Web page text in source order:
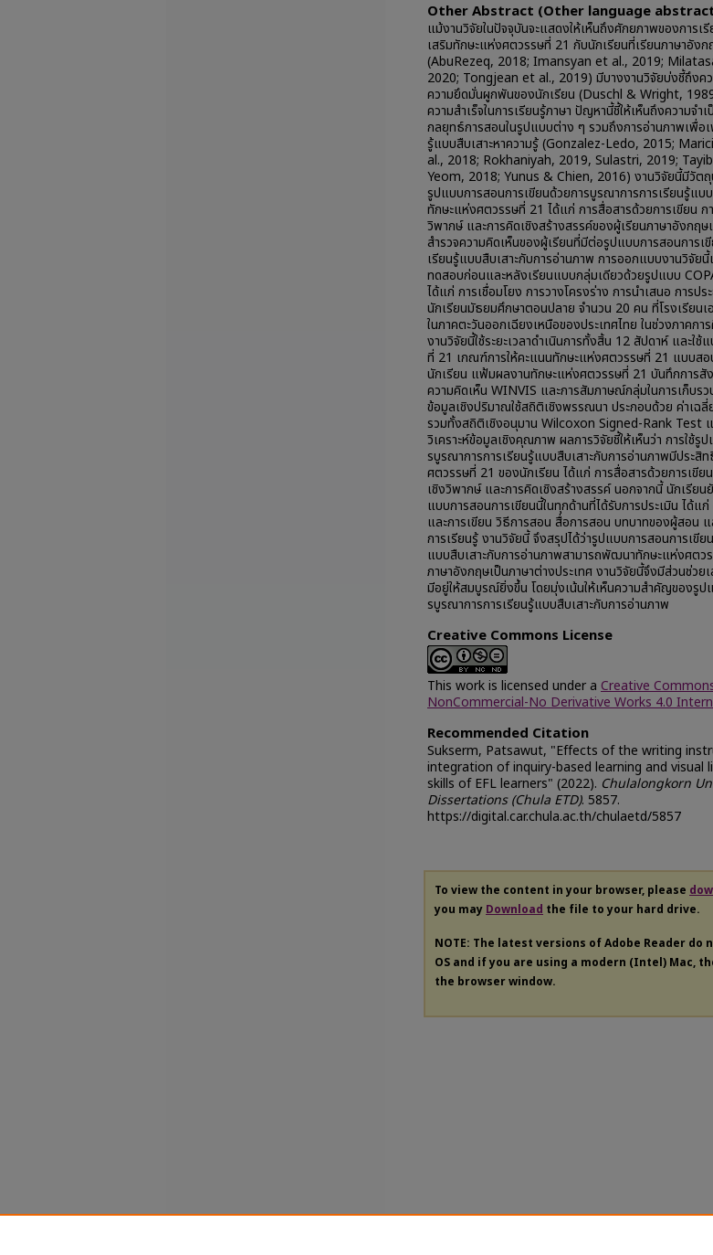
Other Abstract (Other language
แม้งานวิจัยในปัจจุบันจะแสดงให้เห็นถึงศักยภาพของการเ
เสริมทักษะแห่งศตวรรษที่ 21 กับนักเรียนที่เรียนภาษาอังก
(AbuRezeq, 2018; Imansyan et al., 2019;
2020; Tongjean et al., 2019) มีบางงานวิจัยบ่งชี้ถึงคว
ความยึดมั่นผูกพันของนักเรียน (Duschl & Wright,
ความสำเร็จในการเรียนรู้ภาษา ปัญหานี้ชี้ให้เห็นถึงความจำเ
กลยุทธ์การสอนในรูปแบบต่าง ๆ รวมถึงการอ่านภาพเพื่อ
รู้แบบสืบเสาะหาความรู้ (Gonzalez-Ledo, 2015;
al., 2018; Rokhaniyah, 2019, Sulastri, 2019;
Yeom, 2018; Yunus & Chien, 2016) งานวิจัยนี้มีวัต
รูปแบบการสอนการเขียนด้วยการบูรณาการการเรียนรู้แบ
ทักษะแห่งศตวรรษที่ 21 ได้แก่ การสื่อสารด้วยการเขียน ก
วิพากษ์ และการคิดเชิงสร้างสรรค์ของผู้เรียนภาษาอังกฤษ
สำรวจความคิดเห็นของผู้เรียนที่มีต่อรูปแบบการสอนการเ
เรียนรู้แบบสืบเสาะกับการอ่านภาพ การออกแบบงานวิจัย
ทดสอบก่อนและหลังเรียนแบบกลุ่มเดียวด้วยรูปแบบ
ได้แก่ การเชื่อมโยง การวางโครงร่าง การนำเสนอ การปร
นักเรียนมัธยมศึกษาตอนปลาย จำนวน 20 คน ที่โรงเรียน
ในภาคตะวันออกเฉียงเหนือของประเทศไทย ในช่วงภาคก
งานวิจัยนี้ใช้ระยะเวลาดำเนินการทั้งสิ้น 12 สัปดาห์ และใ
ที่ 21 เกณฑ์การให้คะแนนทักษะแห่งศตวรรษที่ 21 แบบสอ
นักเรียน แฟ้มผลงานทักษะแห่งศตวรรษที่ 21 บันทึกการ
ความคิดเห็น WINVIS และการสัมภาษณ์กลุ่มในการเก็บรว
ข้อมูลเชิงปริมาณใช้สถิติเชิงพรรณนา ประกอบด้วย ค่าเฉลี่
รวมทั้งสถิติเชิงอนุมาน Wilcoxon Signed-Rank Test แ
วิเคราะห์ข้อมูลเชิงคุณภาพ ผลการวิจัยชี้ให้เห็นว่า การใช้รู
รบูรณาการการเรียนรู้แบบสืบเสาะกับการอ่านภาพมีประ
ศตวรรษที่ 21 ของนักเรียน ได้แก่ การสื่อสารด้วยการเขีย
เชิงวิพากษ์ และการคิดเชิงสร้างสรรค์ นอกจากนี้ นักเรีย
แบบการสอนการเขียนนี้ในทุกด้านที่ได้รับการประเมิน ได้แก่
และการเขียน วิธีการสอน สื่อการสอน บทบาทของผู้สอน
การเรียนรู้ งานวิจัยนี้ จึงสรุปได้ว่ารูปแบบการสอนการเขี
แบบสืบเสาะกับการอ่านภาพสามารถพัฒนาทักษะแห่งศตว
ภาษาอังกฤษเป็นภาษาต่างประเทศ งานวิจัยนี้จึงมีส่วนช่วย
มีอยู่ให้สมบูรณ์ยิ่งขึ้น โดยมุ่งเน้นให้เห็นความสำคัญของรูป
รบูรณาการการเรียนรู้แบบสืบเสาะกับการอ่านภาพ
Creative Commons License
This work is licensed under a Creative
NonCommercial-No Derivative Works 4.0
Recommended Citation
Sukserm, Patsawut, "Effects of the writing
integration of inquiry-based learning and visual
skills of EFL learners" (2022). Chulalongkorn
Dissertations (Chula ETD). 5857.
https://digital.car.chula.ac.th/chulaetd/5857
To view the content in your browser, please
you may Download the file to your hard drive.
NOTE: The latest versions of Adobe Reader do
OS and if you are using a modern (Intel) Mac,
the browser window.